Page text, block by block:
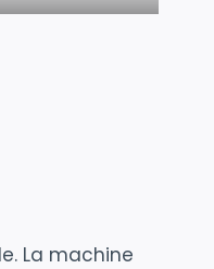
La machine